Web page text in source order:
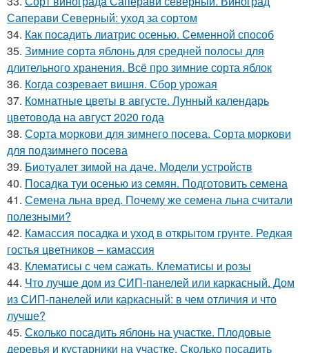
Саперави Северный: уход за сортом
34. Как посадить лиатрис осенью. Семенной способ
35. Зимние сорта яблонь для средней полосы для
длительного хранения. Всё про зимние сорта яблок
36. Когда созревает вишня. Сбор урожая
37. Комнатные цветы в августе. Лунный календарь
цветовода на август 2020 года
38. Сорта моркови для зимнего посева. Сорта моркови
для подзимнего посева
39. Биотуалет зимой на даче. Модели устройств
40. Посадка туи осенью из семян. Подготовить семена
41. Семена льна вред. Почему же семена льна считали
полезными?
42. Камассия посадка и уход в открытом грунте. Редкая
гостья цветников – камассия
43. Клематисы с чем сажать. Клематисы и розы
44. Что лучше дом из СИП-панелей или каркасный. Дом
из СИП-панелей или каркасный: в чем отличия и что
лучше?
45. Сколько посадить яблонь на участке. Плодовые
деревья и кустарники на участке. Сколько посадить